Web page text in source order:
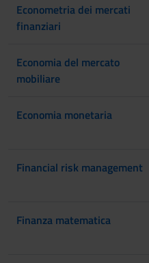
Econometria dei mercati
finanziari
Economia del mercato
mobiliare
Economia monetaria
Financial risk management
Finanza matematica